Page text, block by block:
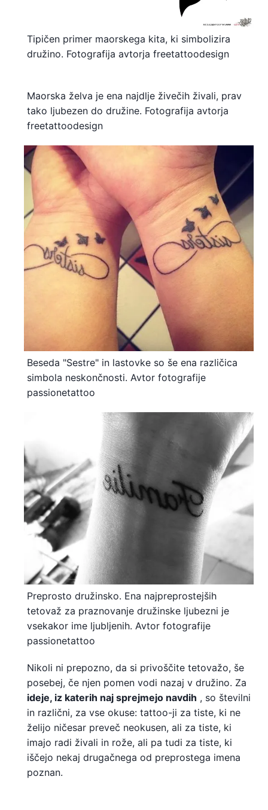
Tipičen primer maorskega kita, ki simbolizira
družino. Fotografija avtorja freetattoodesign
Maorska želva je ena najdlje živečih živali, prav
tako ljubezen do družine. Fotografija avtorja
freetattoodesign
Beseda "Sestre" in lastovke so še ena različica
simbola neskončnosti. Avtor fotografije
passionetattoo
Preprosto družinsko. Ena najpreprostejših
tetovaž za praznovanje družinske ljubezni je
vsekakor ime ljubljenih. Avtor fotografije
passionetattoo
Nikoli ni prepozno, da si privoščite tetovažo, še
posebej, če njen pomen vodi nazaj v družino. Za
ideje, iz katerih naj sprejmejo navdih , so številni
in različni, za vse okuse: tattoo-ji za tiste, ki ne
želijo ničesar preveč neokusen, ali za tiste, ki
imajo radi živali in rože, ali pa tudi za tiste, ki
iščejo nekaj drugačnega od preprostega imena
poznan.